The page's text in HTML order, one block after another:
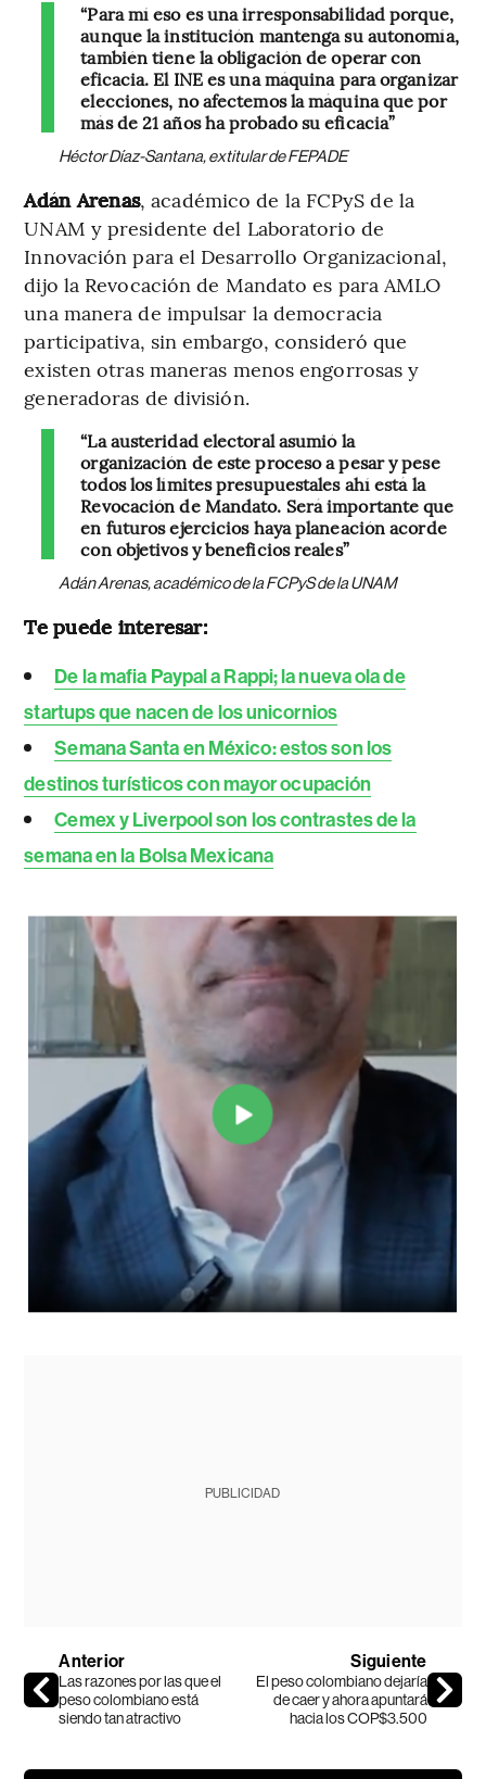
“Para mí eso es una irresponsabilidad porque,
aunque la institución mantenga su autonomía,
también tiene la obligación de operar con
eficacia. El INE es una máquina para organizar
elecciones, no afectemos la máquina que por
más de 21 años ha probado su eficacia”
Héctor Díaz-Santana, extitular de FEPADE
Adán Arenas, académico de la FCPyS de la
UNAM y presidente del Laboratorio de
Innovación para el Desarrollo Organizacional,
dijo la Revocación de Mandato es para AMLO
una manera de impulsar la democracia
participativa, sin embargo, consideró que
existen otras maneras menos engorrosas y
generadoras de división.
“La austeridad electoral asumió la
organización de este proceso a pesar y pese
todos los límites presupuestales ahí está la
Revocación de Mandato. Será importante que
en futuros ejercicios haya planeación acorde
con objetivos y beneficios reales”
Adán Arenas, académico de la FCPyS de la UNAM
Te puede interesar:
De la mafia Paypal a Rappi; la nueva ola de
startups que nacen de los unicornios
Semana Santa en México: estos son los
destinos turísticos con mayor ocupación
Cemex y Liverpool son los contrastes de la
semana en la Bolsa Mexicana
PUBLICIDAD
Anterior
Las razones por las que el
peso colombiano está
siendo tan atractivo
Siguiente
El peso colombiano dejaría
de caer y ahora apuntará
hacia los COP$3.500